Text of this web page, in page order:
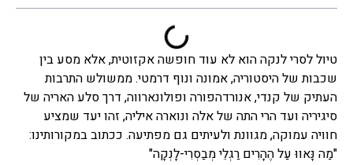
טיול לסרי לנקה הוא לא עוד חופשה אקזוטית, אלא מסע בין
שכבות של היסטוריה, אמונה ונוף דרמטי. ממשולש התרבות
העתיק של קנדי, אנורדהפורה ופולונארווה, דרך סלע האריה של
סיגיריה ועד הרי התה של אלה ונוארה איליה, זהו יעד שמציע
חוויה עמוקה, מגוונת ולעיתים גם מפתיעה. ככתוב במקורותינו:
"מַה נָּאווּ עַל הֶהָרִים רַגְלֵי מְבַסְרִי-לָנְקָה"